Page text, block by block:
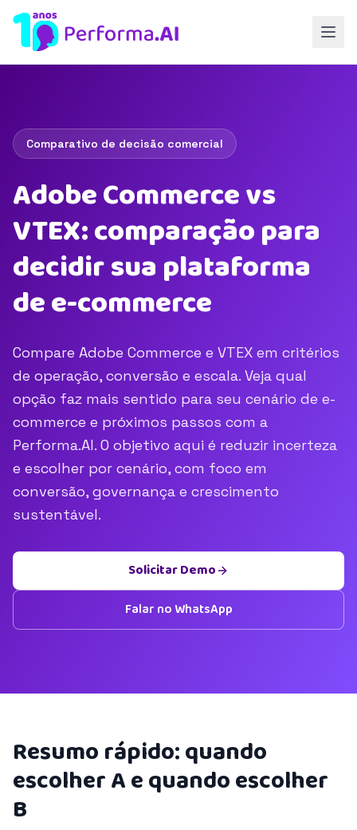
Comparativo de decisão comercial
Adobe Commerce vs
VTEX: comparação para
decidir sua plataforma
de e-commerce
Compare Adobe Commerce e VTEX em critérios
de operação, conversão e escala. Veja qual
opção faz mais sentido para seu cenário de e-
commerce e próximos passos com a
Performa.AI. O objetivo aqui é reduzir incerteza
e escolher por cenário, com foco em
conversão, governança e crescimento
sustentável.
Solicitar Demo
Falar no WhatsApp
Resumo rápido: quando
escolher A e quando escolher
B